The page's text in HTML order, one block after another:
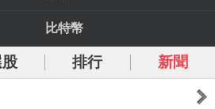
比特幣
排行 新聞